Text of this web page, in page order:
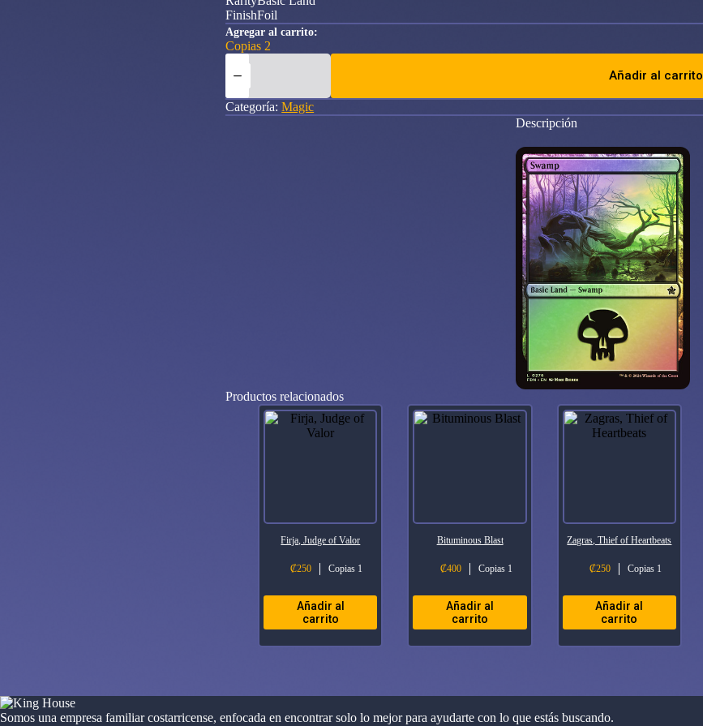
FinishFoil
Agregar al carrito:
Copias 2
Swamp
(#276)
Foundations
(Foil)
cantidad
Añadir al carrito
Categoría:Magic
Descripción
Productos relacionados
Firja, Judge of Valor
₡250 Copias 1
Añadir al
carrito
Bituminous Blast
₡400 Copias 1
Añadir al
carrito
Zagras, Thief of Heartbeats
₡250 Copias 1
Añadir al
carrito
Somos una empresa familiar costarricense, enfocada en encontrar solo lo mejor para ayudarte con lo que estás buscando.